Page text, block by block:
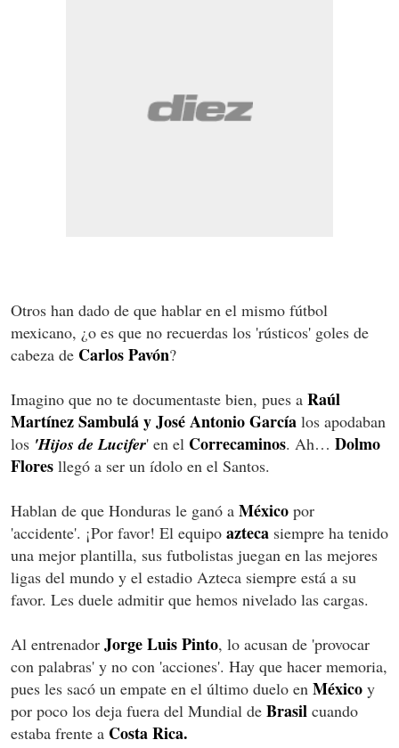
Otros han dado de que hablar en el mismo fútbol
mexicano, ¿o es que no recuerdas los 'rústicos' goles de
cabeza de Carlos Pavón?
Imagino que no te documentaste bien, pues a Raúl
Martínez Sambulá y José Antonio García los apodaban
los 'Hijos de Lucifer' en el Correcaminos. Ah… Dolmo
Flores llegó a ser un ídolo en el Santos.
Hablan de que Honduras le ganó a México por
'accidente'. ¡Por favor! El equipo azteca siempre ha tenido
una mejor plantilla, sus futbolistas juegan en las mejores
ligas del mundo y el estadio Azteca siempre está a su
favor. Les duele admitir que hemos nivelado las cargas.
Al entrenador Jorge Luis Pinto, lo acusan de 'provocar
con palabras' y no con 'acciones'. Hay que hacer memoria,
pues les sacó un empate en el último duelo en México y
por poco los deja fuera del Mundial de Brasil cuando
estaba frente a Costa Rica.